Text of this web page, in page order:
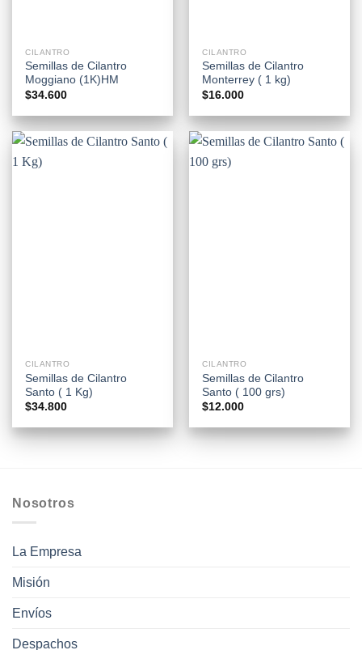
CILANTRO
Semillas de Cilantro
Moggiano (1K)HM
$34.600
CILANTRO
Semillas de Cilantro
Monterrey ( 1 kg)
$16.000
CILANTRO
Semillas de Cilantro
Santo ( 1 Kg)
$34.800
CILANTRO
Semillas de Cilantro
Santo ( 100 grs)
$12.000
Nosotros
La Empresa
Misión
Envíos
Despachos